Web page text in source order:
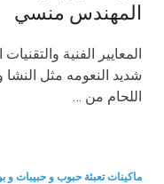
المهندس منسي
​المعايير الفنية
شديد النعومه مثل النشا
اللحام من …
ماكينات تعبئة حبوب و حبيبات و